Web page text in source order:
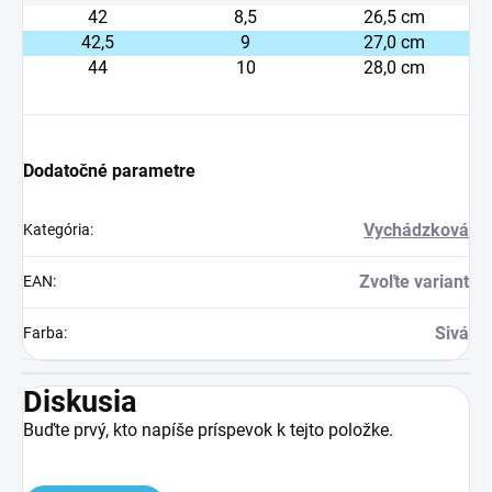
42
8,5
26,5 cm
42,5
9
27,0 cm
44
10 28,0 cm
Dodatočné parametre
Kategória: Vychádzková
EAN: Zvoľte variant
Farba: Sivá
Diskusia
Buďte prvý, kto napíše príspevok k tejto položke.